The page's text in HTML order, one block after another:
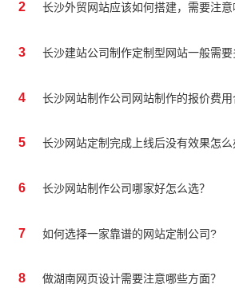
2 长沙外贸网站应该如何搭建，需要注意
3 长沙建站公司制作定制型网站一般需要
4 长沙网站制作公司网站制作的报价费
5 长沙网站定制完成上线后没有效果怎么
6 长沙网站制作公司哪家好怎么选？
7 如何选择一家靠谱的网站定制公司?
8 做湖南网页设计需要注意哪些方面？